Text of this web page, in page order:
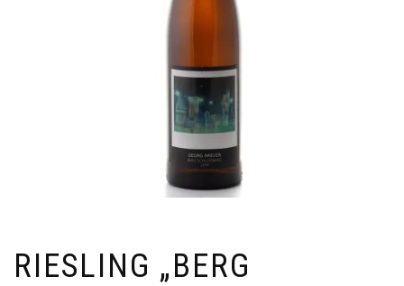
RIESLING „BERG